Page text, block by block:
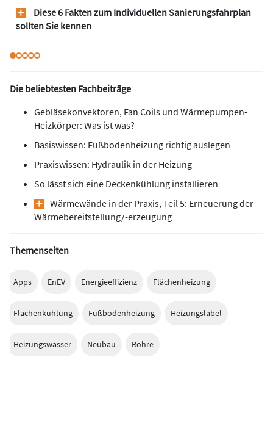
Diese 6 Fakten zum Individuellen Sanierungsfahrplan
sollten Sie kennen
Die beliebtesten Fachbeiträge
Gebläsekonvektoren, Fan Coils und Wärmepumpen-
Heizkörper: Was ist was?
Basiswissen: Fußbodenheizung richtig auslegen
Praxiswissen: Hydraulik in der Heizung
So lässt sich eine Deckenkühlung installieren
Wärmewände in der Praxis, Teil 5: Erneuerung der
Wärmebereitstellung/-erzeugung
Themenseiten
Apps EnEV Energieeffizienz Flächenheizung
Flächenkühlung Fußbodenheizung Heizungslabel
Heizungswasser Neubau Rohre